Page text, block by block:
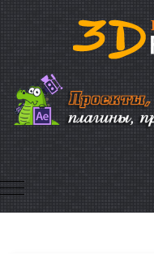
Mobile Menu Toggle